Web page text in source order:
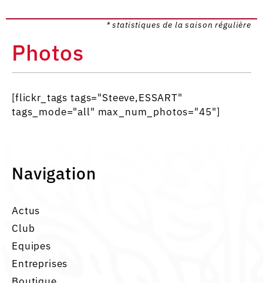
* statistiques de la saison régulière
Photos
[flickr_tags tags="Steeve,ESSART"
tags_mode="all" max_num_photos="45"]
Navigation
Actus
Club
Equipes
Entreprises